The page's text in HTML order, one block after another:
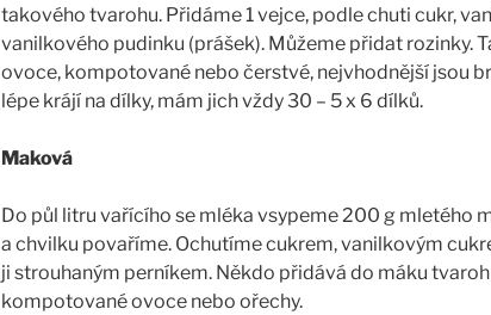
takového tvarohu. Přidáme 1 vejce, podle chuti cukr,
vanilkového pudinku (prášek). Můžeme přidat rozinky.
ovoce, kompotované nebo čerstvé, nejvhodnější jsou
lépe krájí na dílky, mám jich vždy 30 – 5 x 6 dílků.
Maková
Do půl litru vařícího se mléka vsypeme 200 g mletého
a chvilku povaříme. Ochutíme cukrem, vanilkovým
ji strouhaným perníkem. Někdo přidává do máku
kompotované ovoce nebo ořechy.